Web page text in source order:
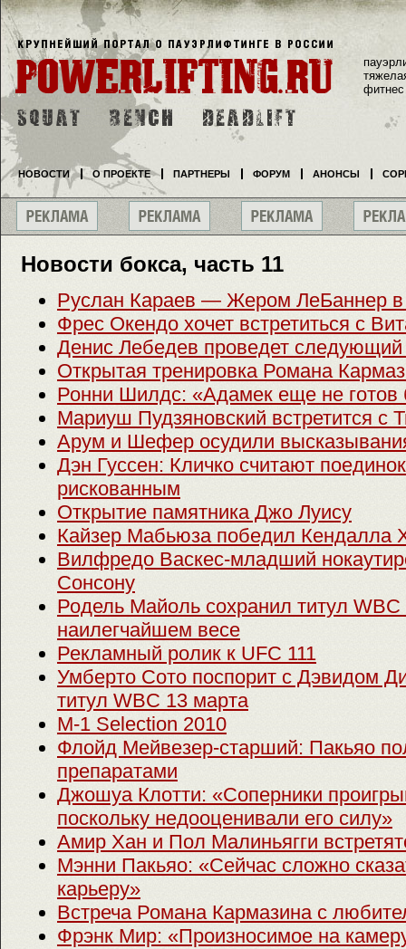
Новости бокса, часть 11
Руслан Караев — Жером ЛеБаннер в
Фрес Окендо хочет встретиться с
Денис Лебедев проведет
Открытая тренировка Романа
Ронни Шилдс: «Адамек еще не готов
Мариуш Пудзяновский встретится с
Арум и Шефер осудили
Дэн Гуссен: Кличко считают
рискованным
Открытие памятника Джо Луису
Кайзер Мабьюза победил Кендалла
Вилфредо Васкес-младший
Сонсону
Родель Майоль сохранил титул
наилегчайшем весе
Рекламный ролик к UFC 111
Умберто Сото поспорит с Дэвидом
титул WBC 13 марта
M-1 Selection 2010
Флойд Мейвезер-старший: Пакьяо
препаратами
Джошуа Клотти: «Соперники
поскольку недооценивали его силу»
Амир Хан и Пол Малиньягги
Мэнни Пакьяо: «Сейчас сложно
карьеру»
Встреча Романа Кармазина с
Фрэнк Мир: «Произносимое на
фитнес
НОВОСТИ О ПРОЕКТЕ ПАРТНЕРЫ ФОРУМ АНОНСЫ